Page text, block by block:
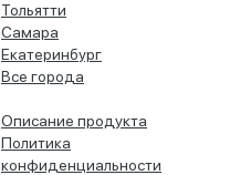
Тольятти
Самара
Екатеринбург
Все города
Описание продукта
Политика
конфиденциальности